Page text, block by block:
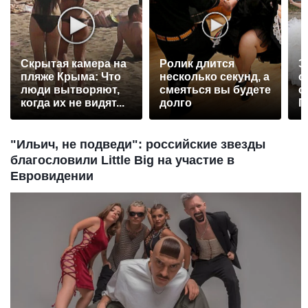
Скрытая камера на
пляже Крыма: Что
люди вытворяют,
когда их не видят...
Ролик длится
несколько секунд, а
смеяться вы будете
долго
"Ильич, не подведи": российские звезды
благословили Little Big на участие в
Евровидении